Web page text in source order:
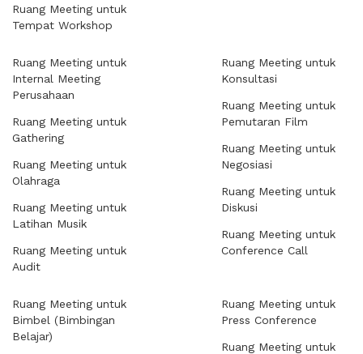
Ruang Meeting untuk
Tempat Workshop
Ruang Meeting untuk
Internal Meeting
Perusahaan
Ruang Meeting untuk
Gathering
Ruang Meeting untuk
Olahraga
Ruang Meeting untuk
Latihan Musik
Ruang Meeting untuk
Audit
Ruang Meeting untuk
Konsultasi
Ruang Meeting untuk
Pemutaran Film
Ruang Meeting untuk
Negosiasi
Ruang Meeting untuk
Diskusi
Ruang Meeting untuk
Conference Call
Ruang Meeting untuk
Bimbel (Bimbingan
Belajar)
Ruang Meeting untuk
Press Conference
Ruang Meeting untuk